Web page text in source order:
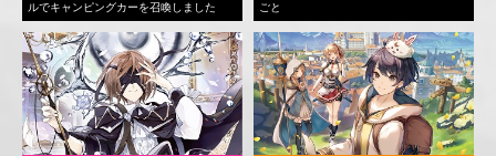
ルでキャンピングカーを召喚しました
ごと